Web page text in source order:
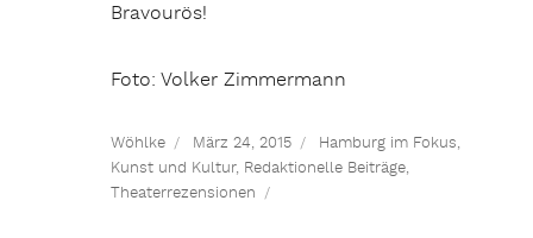
Bravourös!
Foto: Volker Zimmermann
Wöhlke März 24, 2015 Hamburg im Fokus,
Kunst und Kultur, Redaktionelle Beiträge,
Theaterrezensionen